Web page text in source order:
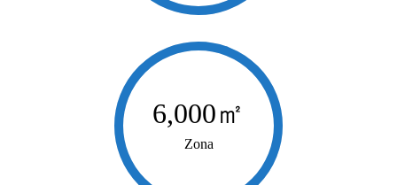
6,000㎡
Zona